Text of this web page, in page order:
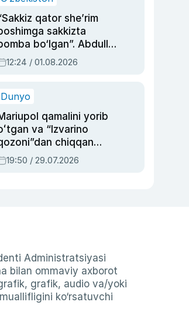
qator she’rim
sakkizta
bo‘lgan”. Abdulla
siyosiy
asrab
12:24 / 01.08.2026
Dunyo
qamalini yorib
va “Izvarino
chiqqan
— Ukraina
bosh
19:50 / 29.07.2026
Administratsiyasi
bilan ommaviy axborot
grafik, audio va/yoki
ko‘rsatuvchi